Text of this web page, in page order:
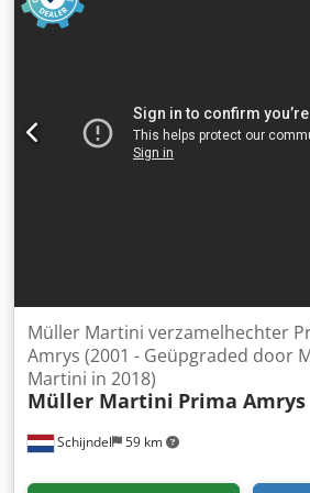
verpakkingslijmachine, 1 hechtstation
kwaliteitscontrole en nietcontrole, 1
adresseertafel, 1 kruislegger
EASYDRUM (rollen van 45 kg), 1 kar
van de invoerapparaten (invoer/
Schijndel 59 km
Müller Martini verzamelhechter
Amrys (2001 - Geüpgraded door
Martini in 2018)
Müller Martini Prima Amrys